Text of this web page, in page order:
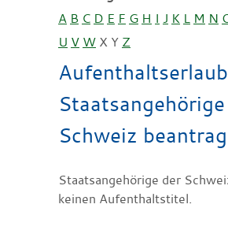
A B C D E F G H I J K L M N
U V W X Y Z
Schweiz
Staatsangehörige der
keinen Aufenthaltstitel.